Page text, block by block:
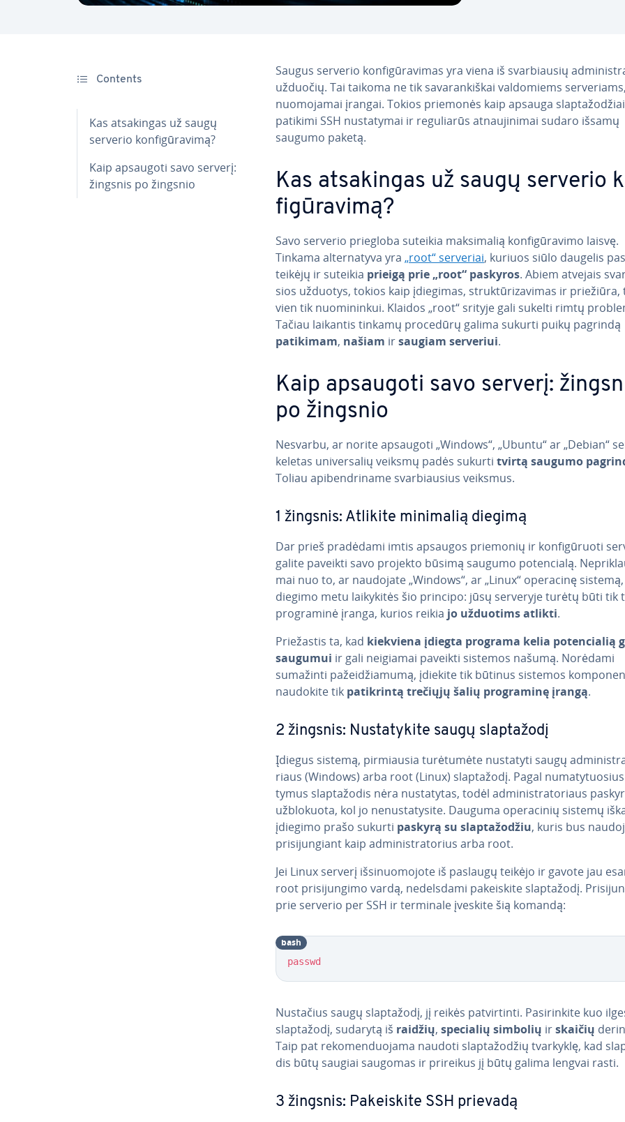
Contents
Kas at­sa­kin­gas už saugų
serverio kon­fi­gū­ra­vi­mą?
Kaip apsaugoti savo serverį:
žingsnis po žingsnio
Saugus serverio kon­fi­gū­ra­vi­mas yra viena iš svar­biau­sių
užduočių. Tai taikoma ne tik sa­va­ran­kiš­kai val­do­miems
nuo­mo­ja­mai įrangai. Tokios priemonės kaip apsauga
patikimi SSH nu­sta­ty­mai ir re­gu­lia­rūs at­nau­ji­ni­mai sudaro išsamų
saugumo paketą.
Kas at­sa­kin­gas už saugų serverio
fi­gū­ra­vi­mą?
Savo serverio priegloba suteikia mak­si­ma­lią kon­fi­gū­ra­vi­mo laisvę.
Tinkama al­ter­na­ty­va yra „root“ serveriai, kuriuos siūlo daugelis
teikėjų ir suteikia prieigą prie „root“ paskyros. Abiem atvejais
sios užduotys, tokios kaip įdiegimas, struk­tū­ri­za­vi­mas ir priežiūra,
vien tik nuo­mi­nin­kui. Klaidos „root“ srityje gali sukelti rimtų
Tačiau laikantis tinkamų procedūrų galima sukurti puikų pagrindą
patikimam, našiam irsaugiam serveriui.
Kaip apsaugoti savo serverį:
po žingsnio
Nesvarbu, ar norite apsaugoti „Windows“, „Ubuntu“ ar „Debian“
keletas uni­ver­sa­lių veiksmų padės sukurti tvirtą saugumo
Toliau api­bend­ri­na­me svar­biau­sius veiksmus.
1 žingsnis: Atlikite minimalią diegimą
Dar prieš pradėdami imtis apsaugos priemonių ir kon­fi­gū­ruo­ti
galite paveikti savo projekto būsimą saugumo po­ten­cia­lą.
mai nuo to, ar naudojate „Windows“, ar „Linux“ operacinę sistemą,
diegimo metu lai­ky­ki­tės šio principo: jūsų serveryje turėtų būti tik
prog­ra­mi­nė įranga, kurios reikia jo užduotims atlikti.
Prie­žas­tis ta, kad kiekviena įdiegta programa kelia po­ten­cia­lią
saugumui ir gali neigiamai paveikti sistemos našumą. Norėdami
sumažinti pa­žei­džia­mu­mą, įdiekite tik būtinus sistemos
naudokite tik pa­tik­rin­tą trečiųjų šalių prog­ra­mi­nę įrangą.
2 žingsnis: Nu­sta­ty­ki­te saugų slap­ta­žo­dį
Įdiegus sistemą, pir­miau­sia tu­rė­tu­mė­te nustatyti saugų
riaus (Windows) arba root (Linux) slap­ta­žo­dį. Pagal
ty­mus slap­ta­žo­dis nėra nu­sta­ty­tas, todėl ad­mi­nist­ra­to­riaus
už­blo­kuo­ta, kol jo ne­nu­sta­ty­si­te. Dauguma ope­ra­ci­nių sistemų
įdiegimo prašo sukurti paskyrą su slap­ta­žo­džiu, kuris bus
pri­si­jun­giant kaip ad­mi­nist­ra­to­rius arba root.
Jei Linux serverį iš­si­nuo­mo­jo­te iš paslaugų teikėjo ir gavote jau
root pri­si­jun­gi­mo vardą, ne­dels­da­mi pa­kei­s­ki­te slap­ta­žo­dį.
prie serverio per SSH ir terminale įveskite šią komandą:
passwd
bash
Nustačius saugų slap­ta­žo­dį, jį reikės pa­tvir­tin­ti. Pa­si­rin­ki­te kuo
slap­ta­žo­dį, sudarytą iš raidžių, specialių simbolių irskaičių
Taip pat re­ko­men­duo­ja­ma naudoti slap­ta­žo­džių tvarkyklę, kad
dis būtų saugiai saugomas ir prireikus jį būtų galima lengvai rasti.
3 žingsnis: Pa­kei­s­ki­te SSH prievadą